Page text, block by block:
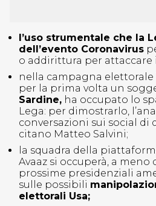
l’uso strumentale che la
dell’evento Coronavirus
o addirittura per attaccare
nella campagna
per la prima volta un
Sardine, ha occupato lo
Lega: per dimostrarlo,
conversazioni sui social di
citano Matteo Salvini;
la squadra della
Avaaz si occuperà, a
prossime presidenziali
sulle possibili
elettorali Usa;